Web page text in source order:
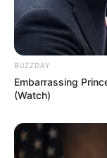
BUZZDAY
Embarrassing
(Watch)